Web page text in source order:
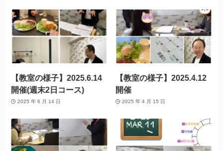
【教室の様子】2025.6.14
開催(週末2日コース)
2025 年 6 月 14 日
【教室の様子】2025.4.12
開催
2025 年 4 月 15 日